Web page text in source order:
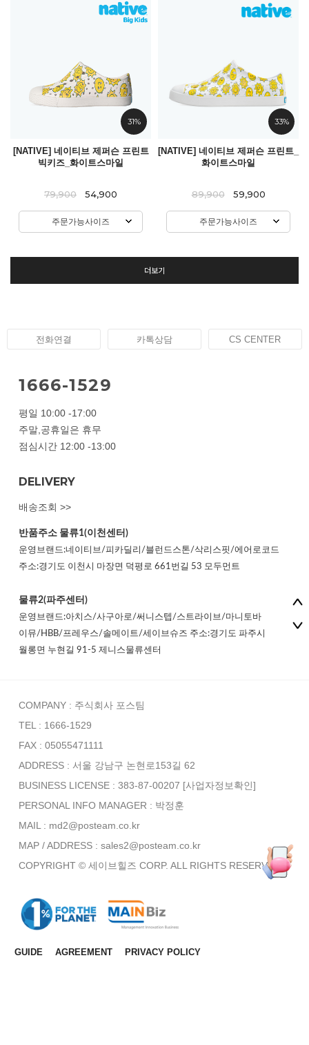
31%
[NATIVE] 네이티브 제퍼슨 프린트
빅키즈_화이트스마일
79,900 54,900
주문가능사이즈
33%
[NATIVE] 네이티브 제퍼슨 프린트_
화이트스마일
89,900 59,900
주문가능사이즈
더보기
전화연결 카톡상담 CS CENTER
1666-1529
평일 10:00 -17:00
주말,공휴일은 휴무
점심시간 12:00 -13:00
DELIVERY
배송조회 >>
반품주소 물류1(이천센터)
운영브랜드:네이티브/피카딜리/블런드스톤/삭리스핏/에어로코드
주소:경기도 이천시 마장면 덕평로 661번길 53 모두먼트
물류2(파주센터)
운영브랜드:아치스/사구아로/써니스텝/스트라이브/마니토바
이뮤/HBB/프레우스/솔메이트/세이브슈즈 주소:경기도 파주시
월롱면 누현길 91-5 제니스물류센터
COMPANY : 주식회사 포스팀
TEL : 1666-1529
FAX : 05055471111
ADDRESS : 서울 강남구 논현로153길 62
BUSINESS LICENSE : 383-87-00207 [사업자정보확인]
PERSONAL INFO MANAGER : 박정훈
MAIL : md2@posteam.co.kr
MAP / ADDRESS : sales2@posteam.co.kr
COPYRIGHT © 세이브힐즈 CORP. ALL RIGHTS RESERVED.
GUIDE AGREEMENT PRIVACY POLICY